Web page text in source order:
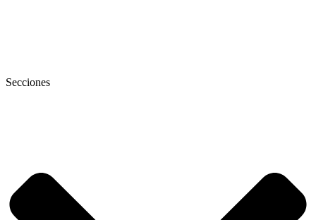
Secciones